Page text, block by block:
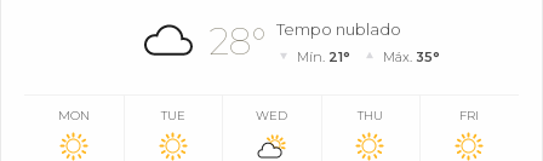
28° Tempo nublado
Mín. 21° Máx. 35°
MON TUE WED THU FRI